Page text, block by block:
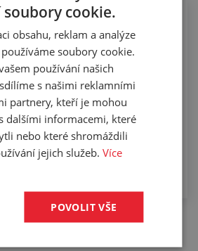
hadic
cookie.
obsahu, reklam a analýze
soubory cookie.
používání našich
s našimi reklamními
partnery, kteří je mohou
dalšími informacemi, které
nebo které shromáždili
jejich služeb.Více
POVOLIT VŠE